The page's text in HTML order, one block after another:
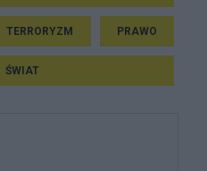
TERRORYZM PRAWO
ŚWIAT